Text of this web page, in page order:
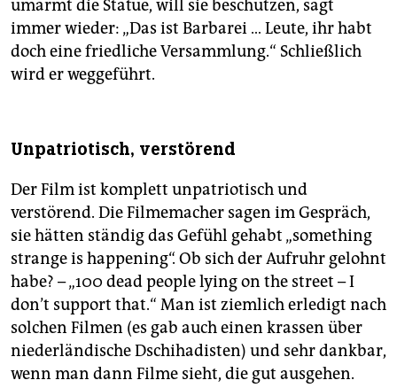
umarmt die Statue, will sie beschützen, sagt
immer wieder: „Das ist Barbarei … Leute, ihr habt
doch eine friedliche Versammlung.“ Schließlich
wird er weggeführt.
Unpatriotisch, verstörend
Der Film ist komplett unpatriotisch und
verstörend. Die Filmemacher sagen im Gespräch,
sie hätten ständig das Gefühl gehabt „something
strange is happening“. Ob sich der Aufruhr gelohnt
habe? – „100 dead people lying on the street – I
don’t support that.“ Man ist ziemlich erledigt nach
solchen Filmen (es gab auch einen krassen über
niederländische Dschihadisten) und sehr dankbar,
wenn man dann Filme sieht, die gut ausgehen.